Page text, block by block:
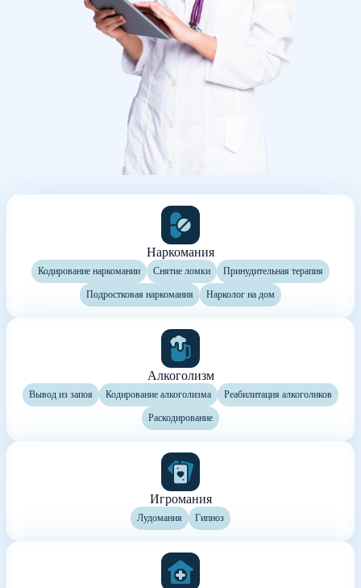
Наркомания
Кодирование наркомании Снятие ломки Принудительная терапия
Подростковая наркомания Нарколог на дом
Алкоголизм
Вывод из запоя Кодирование алкоголизма Реабилитация алкоголиков
Раскодирование
Игромания
Лудомания Гипноз